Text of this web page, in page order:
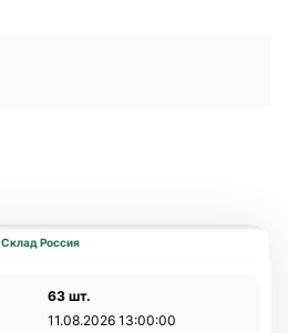
Склад Россия
63 шт.
11.08.2026 13:00:00